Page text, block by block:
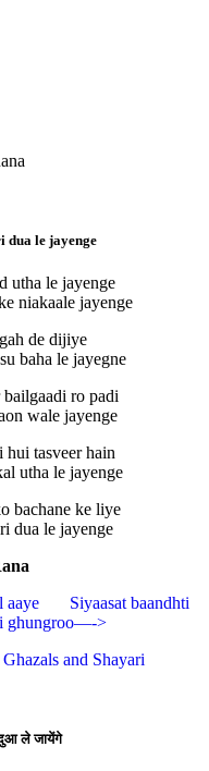
dua le jayenge
utha le jayenge
niakaale jayenge
de dijiye
baha le jayegne
ro padi
wale jayenge
hui tasveer hain
utha le jayenge
bachane ke liye
dua le jayenge
aaye
Siyaasat baandhti
ghungroo—->
and Shayari
ले जायेंगे